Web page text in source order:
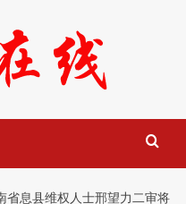
省息县维权人士邢望力二审将